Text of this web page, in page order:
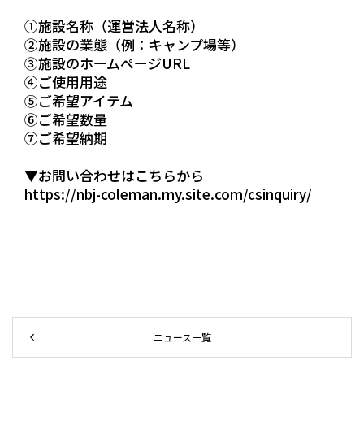
①施設名称（運営法人名称）
②施設の業態（例：キャンプ場等）
③施設のホームページURL
④ご使用用途
⑤ご希望アイテム
⑥ご希望数量
⑦ご希望納期
▼お問い合わせはこちらから
https://nbj-coleman.my.site.com/csinquiry/
ニュース一覧